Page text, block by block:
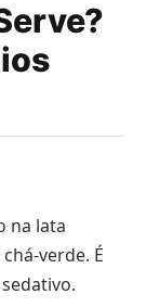
na lata
verde. É